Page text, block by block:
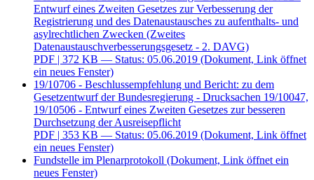
Entwurf eines Zweiten Gesetzes zur Verbesserung der
Registrierung und des Datenaustausches zu aufenthalts- und
asylrechtlichen Zwecken (Zweites
Datenaustauschverbesserungsgesetz - 2. DAVG)
PDF | 372 KB — Status: 05.06.2019 (Dokument, Link öffnet
ein neues Fenster)
19/10706 - Beschlussempfehlung und Bericht: zu dem
Gesetzentwurf der Bundesregierung - Drucksachen 19/10047,
19/10506 - Entwurf eines Zweiten Gesetzes zur besseren
Durchsetzung der Ausreisepflicht
PDF | 353 KB — Status: 05.06.2019 (Dokument, Link öffnet
ein neues Fenster)
Fundstelle im Plenarprotokoll (Dokument, Link öffnet ein
neues Fenster)